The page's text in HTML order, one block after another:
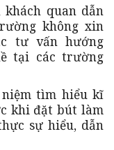
quan dẫn
không xin
tư vấn hướng
tại các trường
tìm hiểu kĩ
khi đặt bút làm
sự hiểu, dẫn